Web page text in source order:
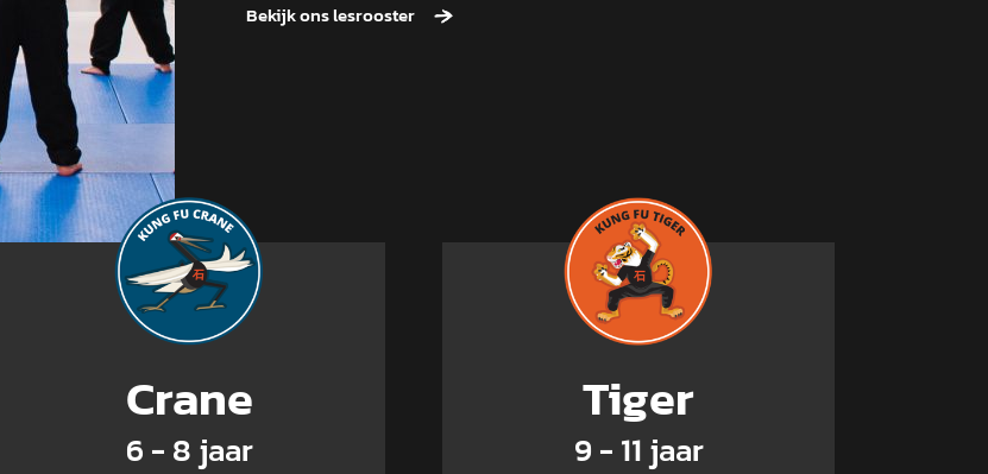
Bekijk ons lesrooster
Crane
6 - 8 jaar
Tiger
9 - 11 jaar